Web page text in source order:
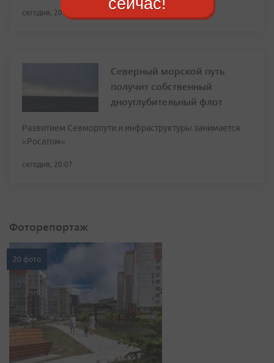
сегодня, 20:32
Северный морской путь
получит собственный
дноуглубительный флот
Развитием Севморпути и инфраструктуры занимается
«Росатом»
сегодня, 20:07
Фоторепортаж
20 фото